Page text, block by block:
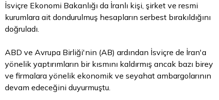
İsviçre Ekonomi Bakanlığı da İranlı kişi, şirket ve resmi
kurumlara ait dondurulmuş hesapların serbest bırakıldığını
doğruladı.
ABD ve Avrupa Birliği'nin (AB) ardından İsviçre de İran'a
yönelik yaptırımların bir kısmını kaldırmış ancak bazı birey
ve firmalara yönelik ekonomik ve seyahat ambargolarının
devam edeceğini duyurmuştu.